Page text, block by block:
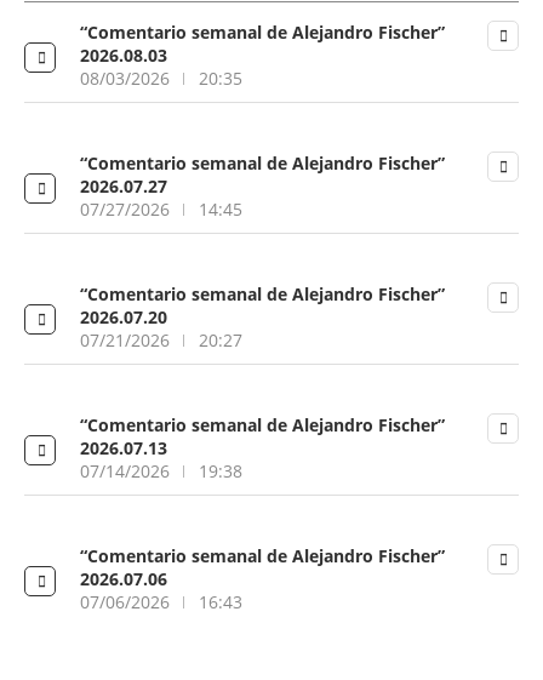
“Comentario semanal de Alejandro Fischer”
2026.08.03
08/03/2026
20:35
“Comentario semanal de Alejandro Fischer”
2026.07.27
07/27/2026
14:45
“Comentario semanal de Alejandro Fischer”
2026.07.20
07/21/2026
20:27
“Comentario semanal de Alejandro Fischer”
2026.07.13
07/14/2026
19:38
“Comentario semanal de Alejandro Fischer”
2026.07.06
07/06/2026
16:43